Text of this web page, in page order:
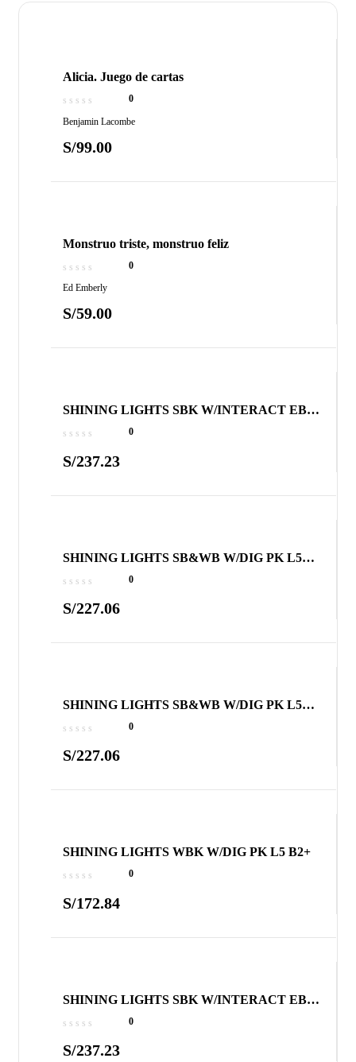
Alicia. Juego de cartas
0
Benjamin Lacombe
S/99.00
Monstruo triste, monstruo feliz
0
Ed Emberly
S/59.00
SHINING LIGHTS SBK W/INTERACT EBK
L7 C1+
0
S/237.23
SHINING LIGHTS SB&WB W/DIG PK L5
COMBO B B2+
0
S/227.06
SHINING LIGHTS SB&WB W/DIG PK L5
COMBO A B2+
0
S/227.06
SHINING LIGHTS WBK W/DIG PK L5 B2+
0
S/172.84
SHINING LIGHTS SBK W/INTERACT EBK
L5 B2+
0
S/237.23